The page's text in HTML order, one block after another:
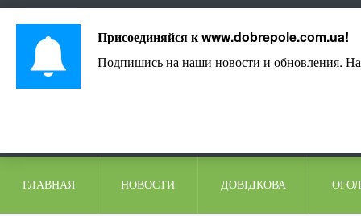
ГЛАВНАЯ НОВОСТИ ДОВІДКОВА
Присоединяйся кwww.dobrepole.com.ua!
Подпишись на наши новости и обновления.